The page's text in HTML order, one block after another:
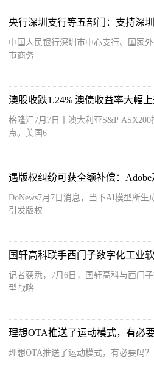
中国人民银行深圳市中心支行、国家
市商务
澳股收跌1.24% 澳债收益率大幅
格隆汇7月7日丨澳大利亚S&P ASX200
点。美国6
DoNews7月7日消息，当下AI模型所生
引发版权
国轩高科联手西门子数字化工业
记者获悉，7月6日，国轩高科与西门
型战略
理想OTA推送了运动模式，有必要
理想OTA推送了运动模式，有必要吗？